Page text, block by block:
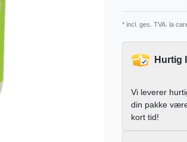
* incl. ges. TVA. la
Hurtig
Vi leverer
din pakke
kort tid!